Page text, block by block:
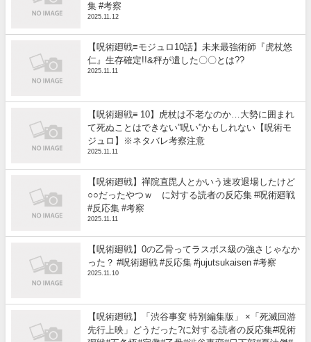
集 #考察
2025.11.12
【呪術廻戦≡モジュロ10話】未来最強術師『虎杖悠
仁』生存確定!!&秤が遺した〇〇とは??
2025.11.11
【呪術廻戦≡ 10】虎杖は不老なのか…大勢に囲まれ
て死ぬことはできない”呪い”かもしれない【呪術モ
ジュロ】※ネタバレ考察注意
2025.11.11
【呪術廻戦】禪院直毘人とかいう速攻退場したけど
○○だったやつｗ に対する読者の反応集 #呪術廻戦
#反応集 #考察
2025.11.11
【呪術廻戦】0の乙骨ってラスボス級の強さじゃなか
った？ #呪術廻戦 #反応集 #jujutsukaisen #考察
2025.11.10
【呪術廻戦】「渋谷事変 特別編集版」 ×「死滅回游
先行上映」どうだった?に対する読者の反応集#呪術